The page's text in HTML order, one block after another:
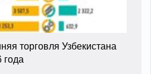
торговля Узбекистана
года